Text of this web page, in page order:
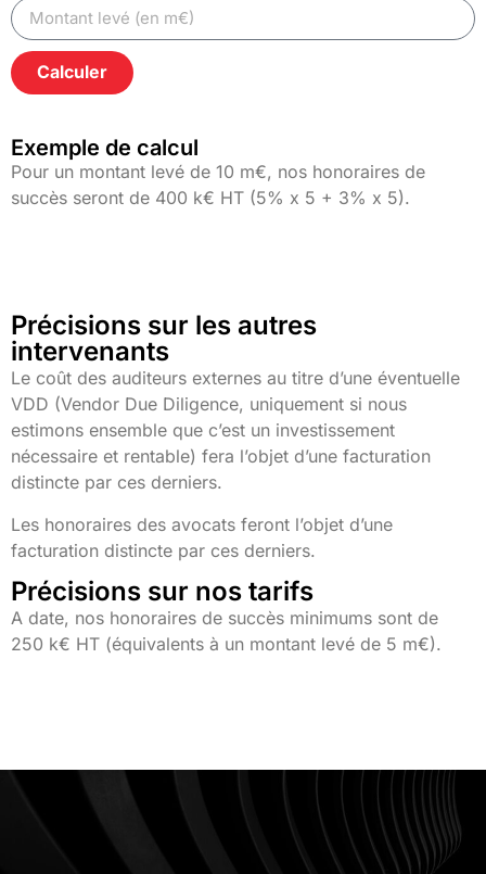
Calculer
Exemple de calcul
Pour un montant levé de 10 m€, nos honoraires de
succès seront de 400 k€ HT (5% x 5 + 3% x 5).
Précisions sur les autres
intervenants
Le coût des auditeurs externes au titre d’une éventuelle
VDD (Vendor Due Diligence, uniquement si nous
estimons ensemble que c’est un investissement
nécessaire et rentable) fera l’objet d’une facturation
distincte par ces derniers.
Les honoraires des avocats feront l’objet d’une
facturation distincte par ces derniers.
Précisions sur nos tarifs
A date, nos honoraires de succès minimums sont de
250 k€ HT (équivalents à un montant levé de 5 m€).